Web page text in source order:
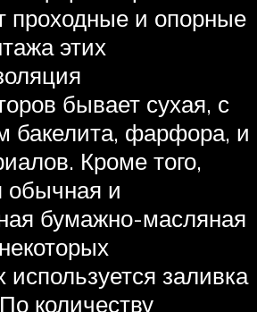
проходные и опорные
этих
бывает сухая, с
бакелита, фарфора, и
Кроме того,
обычная и
бумажно-масляная
используется заливка
количеству